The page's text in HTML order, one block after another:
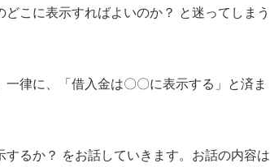
こに表示すればよいのか？ と迷ってしまう
律に、「借入金は〇〇に表示する」と済ま
るか？ をお話していきます。お話の内容は